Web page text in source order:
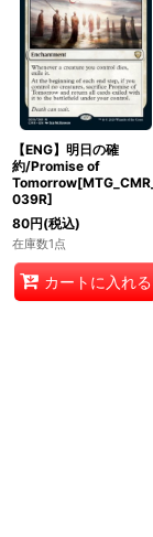
【ENG】明日の確
約/Promise of
Tomorrow[MTG_CMR_
039R]
80円(税込)
在庫数1点
カートに入れる